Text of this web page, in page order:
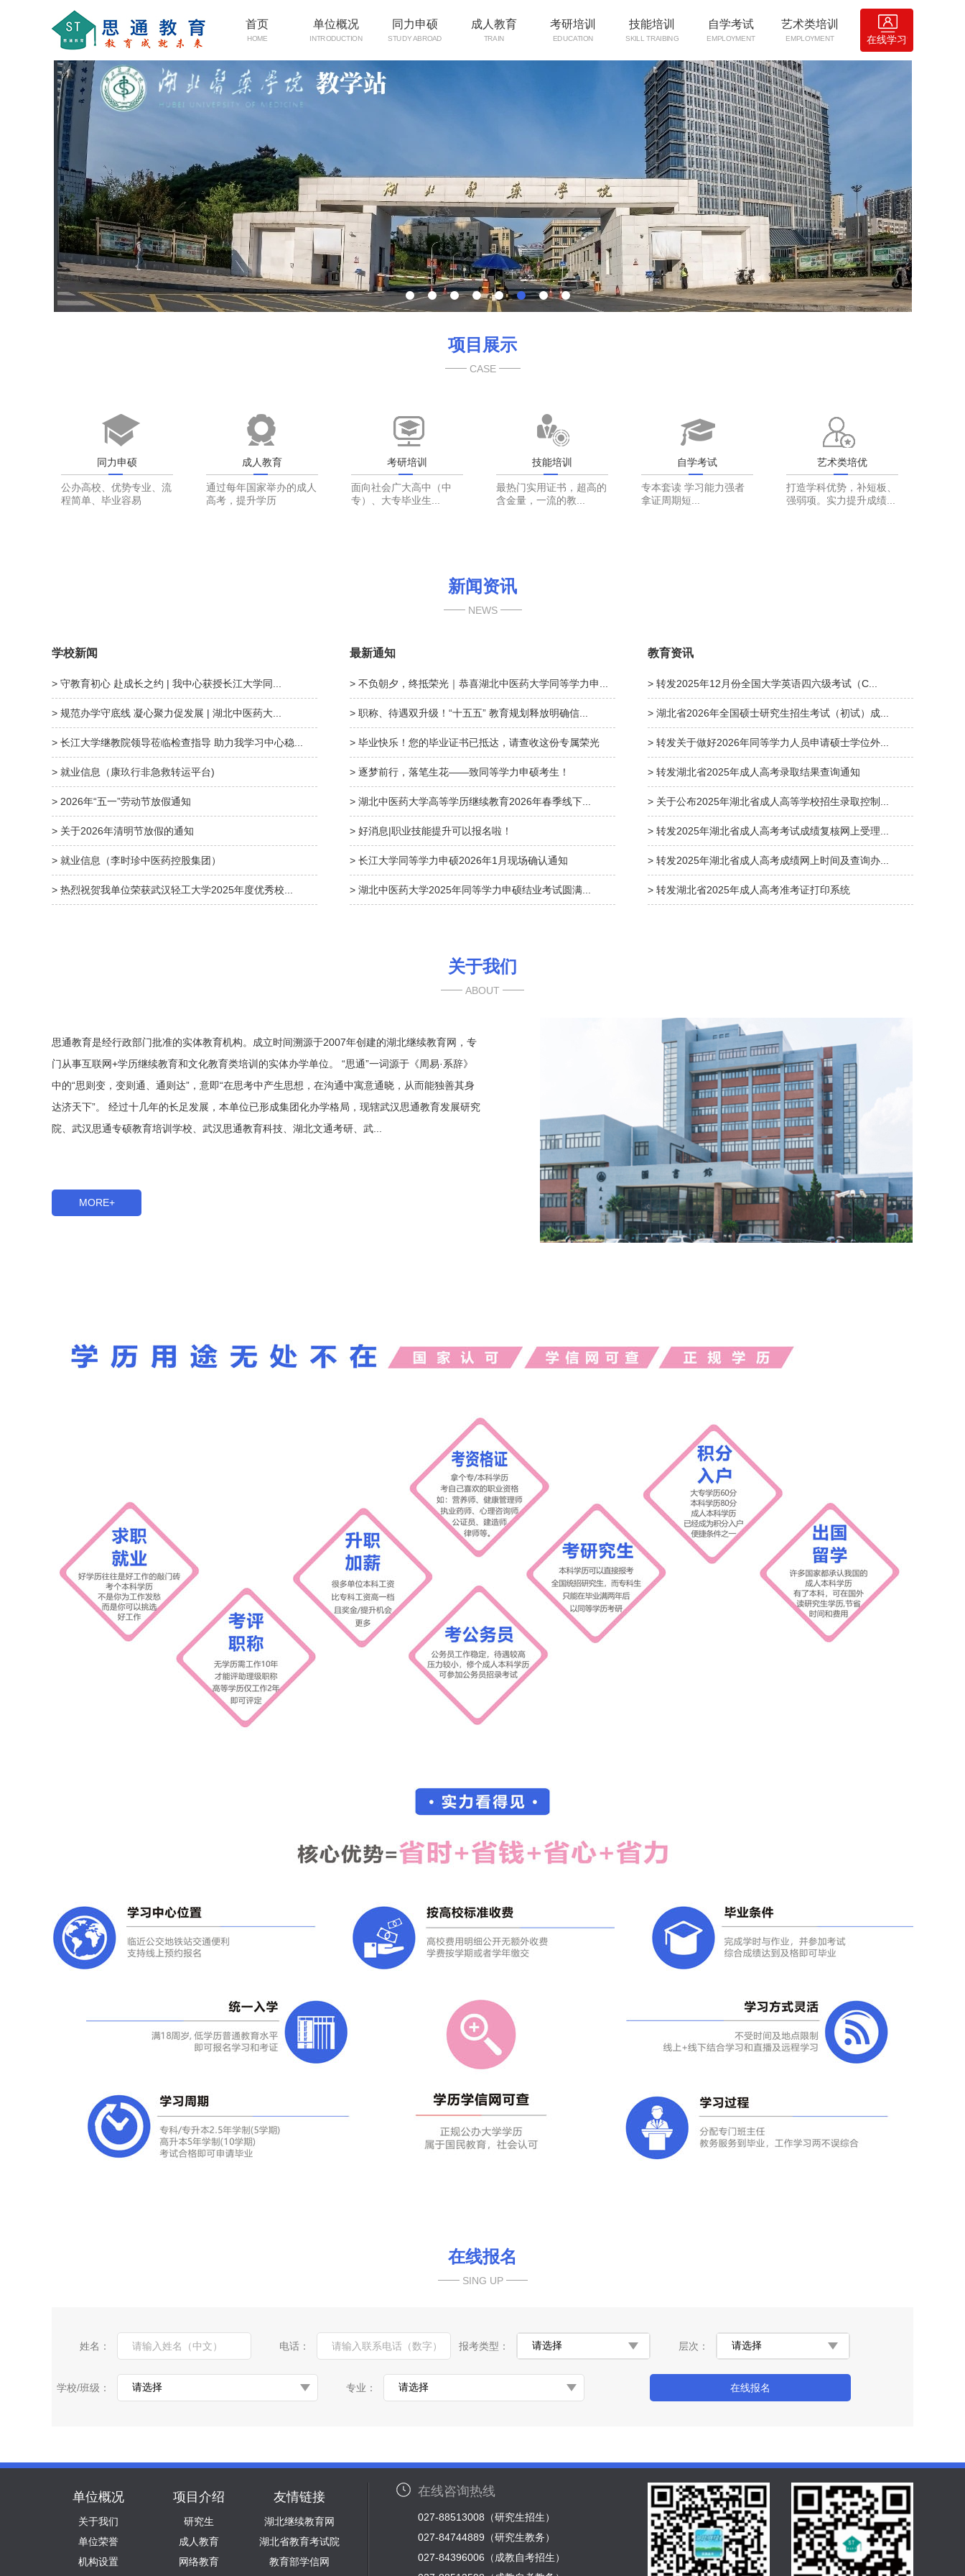
首页
HOME
单位概况
INTRODUCTION
同力申硕
STUDY ABROAD
成人教育
TRAIN
考研培训
EDUCATION
技能培训
SKILL TRAIBING
自学考试
EMPLOYMENT
艺术类培训
EMPLOYMENT 在线学习
项目展示
CASE
同力申硕
公办高校、优势专业、流
程简单、毕业容易
成人教育
通过每年国家举办的成人
高考，提升学历
考研培训
面向社会广大高中（中
专）、大专毕业生...
技能培训
最热门实用证书，超高的
含金量，一流的教...
自学考试
专本套读 学习能力强者
拿证周期短...
艺术类培优
打造学科优势，补短板、
强弱项。实力提升成绩...
新闻资讯
NEWS
学校新闻
> 守教育初心 赴成长之约 | 我中心获授长江大学同...
> 规范办学守底线 凝心聚力促发展 | 湖北中医药大...
> 长江大学继教院领导莅临检查指导 助力我学习中心稳...
> 就业信息（康玖行非急救转运平台)
> 2026年“五一”劳动节放假通知
> 关于2026年清明节放假的通知
> 就业信息（李时珍中医药控股集团）
> 热烈祝贺我单位荣获武汉轻工大学2025年度优秀校...
最新通知
> 不负朝夕，终抵荣光｜恭喜湖北中医药大学同等学力申...
> 职称、待遇双升级！“十五五” 教育规划释放明确信...
> 毕业快乐！您的毕业证书已抵达，请查收这份专属荣光
> 逐梦前行，落笔生花——致同等学力申硕考生！
> 湖北中医药大学高等学历继续教育2026年春季线下...
> 好消息|职业技能提升可以报名啦！
> 长江大学同等学力申硕2026年1月现场确认通知
> 湖北中医药大学2025年同等学力申硕结业考试圆满...
教育资讯
> 转发2025年12月份全国大学英语四六级考试（C...
> 湖北省2026年全国硕士研究生招生考试（初试）成...
> 转发关于做好2026年同等学力人员申请硕士学位外...
> 转发湖北省2025年成人高考录取结果查询通知
> 关于公布2025年湖北省成人高等学校招生录取控制...
> 转发2025年湖北省成人高考考试成绩复核网上受理...
> 转发2025年湖北省成人高考成绩网上时间及查询办...
> 转发湖北省2025年成人高考准考证打印系统
关于我们
ABOUT
思通教育是经行政部门批准的实体教育机构。成立时间溯源于2007年创建的湖北继续教育网，专
门从事互联网+学历继续教育和文化教育类培训的实体办学单位。 “思通”一词源于《周易·系辞》
中的“思则变，变则通、通则达”，意即“在思考中产生思想，在沟通中寓意通晓，从而能独善其身
达济天下”。 经过十几年的长足发展，本单位已形成集团化办学格局，现辖武汉思通教育发展研究
院、武汉思通专硕教育培训学校、武汉思通教育科技、湖北文通考研、武...
MORE+
在线报名
SING UP
姓名： 电话： 报考类型： 层次：
学校/班级： 专业： 在线报名
单位概况
关于我们
单位荣誉
机构设置
项目介绍
研究生
成人教育
网络教育
友情链接
湖北继续教育网
湖北省教育考试院
教育部学信网
在线咨询热线
027-88513008（研究生招生）
027-84744889（研究生教务）
027-84396006（成教自考招生）